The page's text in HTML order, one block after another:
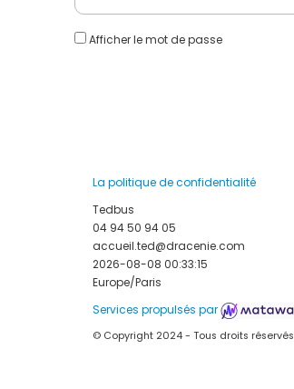
Afficher le mot de passe
La politique de confidentialité
Tedbus
04 94 50 94 05
accueil.ted@dracenie.com
2026-08-08 00:33:15
Europe/Paris
Services propulsés par
© Copyright 2024 - Tous droits réservés